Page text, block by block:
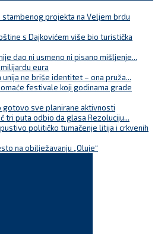
projekta na Veljem brdu
s Dajkovićem više bio turistička
dao ni usmeno ni pisano mišljenje...
eura
unija ne briše identitet – ona pruža...
festivale koji godinama grade
gotovo sve planirane aktivnosti
tri puta odbio da glasa Rezoluciju...
političko tumačenje litija i crkvenih
na obilježavanju „Oluje“